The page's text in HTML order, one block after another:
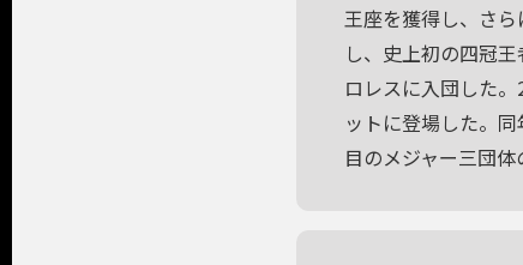
王座を獲得し、さ
し、史上初の四冠
ロレスに入団した
ットに登場した。
目のメジャー三団